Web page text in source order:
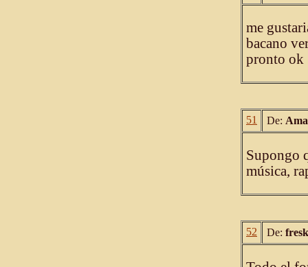
me
bacano
pronto ok
51 De:
Supongo
música,
52 De: